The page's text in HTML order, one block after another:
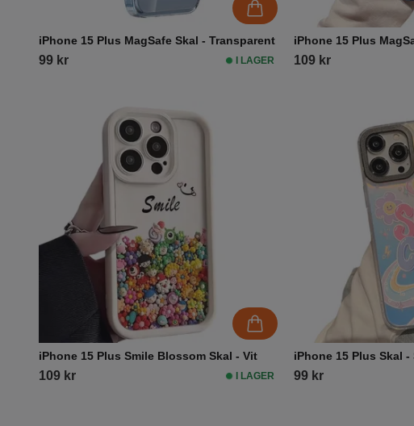
iPhone 15 Plus MagSafe Skal - Transparent
99 kr I LAGER
iPhone 15 Plus
109 kr
iPhone 15 Plus Smile Blossom Skal - Vit
109 kr I LAGER
iPhone 15 Plus Skal -
99 kr